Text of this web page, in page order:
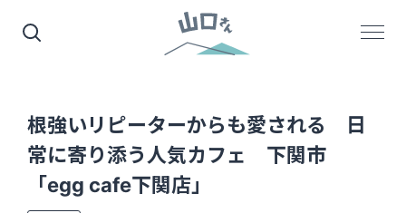
根強いリピーターからも愛される 日
常に寄り添う人気カフェ 下関市
「egg cafe下関店」